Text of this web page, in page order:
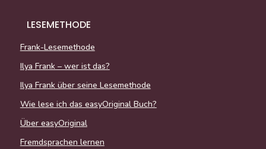
LESEMETHODE
Frank-Lesemethode
Ilya Frank – wer ist das?
Ilya Frank über seine Lesemethode
Wie lese ich das easyOriginal Buch?
Über easyOriginal
Fremdsprachen lernen